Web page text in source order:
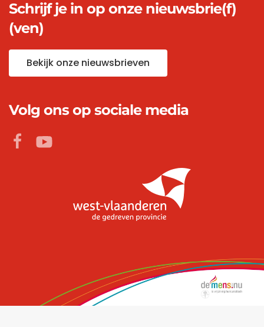
Schrijf je in op onze nieuwsbrie(f)
(ven)
Bekijk onze nieuwsbrieven
Volg ons op sociale media